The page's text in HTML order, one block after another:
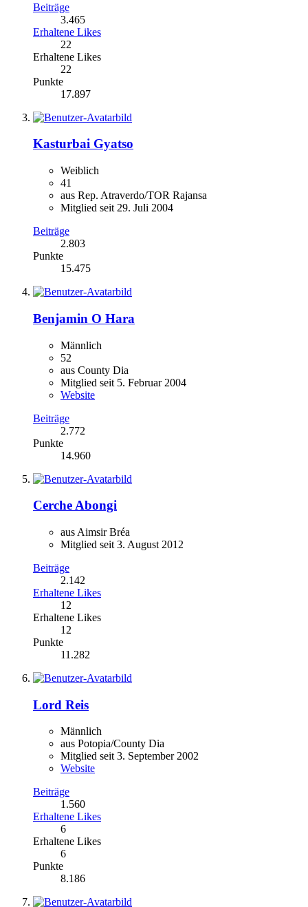
Beiträge
3.465
Erhaltene Likes
22
Erhaltene Likes
22
Punkte
17.897
Kasturbai Gyatso
Weiblich
41
aus Rep. Atraverdo/TOR Rajansa
Mitglied seit 29. Juli 2004
Beiträge
2.803
Punkte
15.475
Benjamin O Hara
Männlich
52
aus County Dia
Mitglied seit 5. Februar 2004
Website
Beiträge
2.772
Punkte
14.960
Cerche Abongi
aus Aimsir Bréa
Mitglied seit 3. August 2012
Beiträge
2.142
Erhaltene Likes
12
Erhaltene Likes
12
Punkte
11.282
Lord Reis
Männlich
aus Potopia/County Dia
Mitglied seit 3. September 2002
Website
Beiträge
1.560
Erhaltene Likes
6
Erhaltene Likes
6
Punkte
8.186